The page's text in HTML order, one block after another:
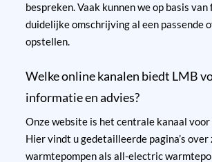
bespreken. Vaak kunnen we op basis van
duidelijke omschrijving al een passende
opstellen.
Welke online kanalen biedt LMB
informatie en advies?
Onze website is het centrale kanaal
Hier vindt u gedetailleerde pagina’s over
warmtepompenalsall-electric